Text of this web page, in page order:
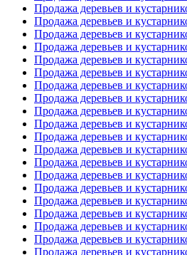
Продажа деревьев и
Продажа деревьев и
Продажа деревьев и
Продажа деревьев и
Продажа деревьев и
Продажа деревьев и
Продажа деревьев и
Продажа деревьев и
Продажа деревьев и
Продажа деревьев и
Продажа деревьев и
Продажа деревьев и
Продажа деревьев и
Продажа деревьев и
Продажа деревьев и
Продажа деревьев и
Продажа деревьев и
Продажа деревьев и
Продажа деревьев и
Продажа деревьев и